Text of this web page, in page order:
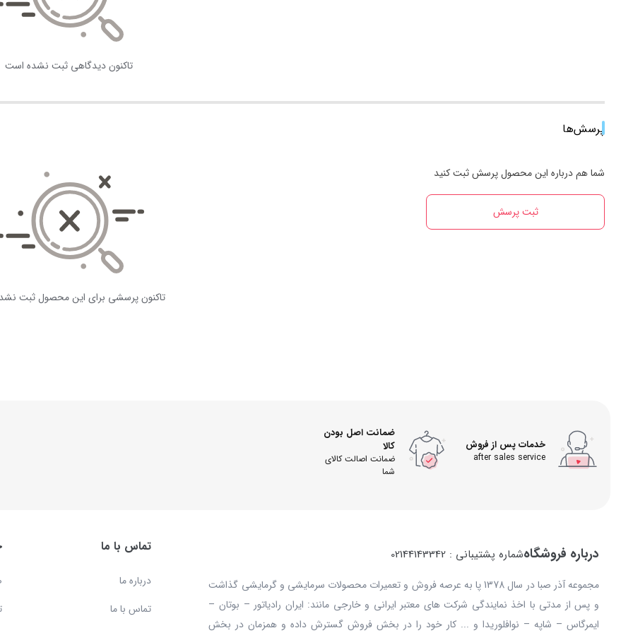
تاکنون دیدگاهی ثبت نشده است
پرسش‌ها
شما هم درباره این محصول پرسش ثبت کنید
ثبت پرسش
تاکنون پرسشی برای این محصول ثبت
خدمات پس از فروش
after sales service
ضمانت اصل بودن
کالا
ضمانت اصالت کالای
شما
درباره فروشگاهشماره پشتیبانی : 02144143342
مجموعه آذر صبا در سال 1378 پا به عرصه فروش و تعمیرات محصولات سرمایشی و گرمایشی گذاشت
و پس از مدتی با اخذ نمایندگی شرکت های معتبر ایرانی و خارجی مانند: ایران رادیاتور – بوتان –
ایمرگاس – شاپه – نوافلوریدا و ... کار خود را در بخش فروش گسترش داده و همزمان در بخش
تماس با ما
درباره ما
تماس با ما